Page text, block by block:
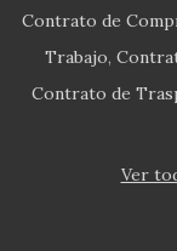
Contrato de
Trabajo
Contrato de
Ver